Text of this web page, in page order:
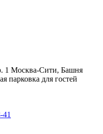
1 Москва-Сити, Башня
парковка для гостей
41